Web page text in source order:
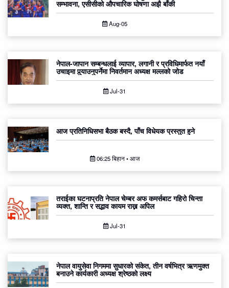
सम्भावना, एसीसीको औपचारिक घोषणा अझै बाँकी
Aug-05
नेपाल-जापान सम्बन्धलाई व्यापार, लगानी र प्रविधिमार्फत नयाँ
उचाइमा पुर्‍याउनुपर्नेमा निवर्तमान अध्यक्ष मल्लको जोड
Jul-31
आज प्रतिनिधिसभा बैठक बस्दै, पाँच विधेयक प्रस्तुत हुने
06:25 बिहान • आज
तराईका घटनाप्रति नेपाल चेम्बर अफ कमर्सबाट गहिरो चिन्ता
व्यक्त, शान्ति र सद्भाव कायम राख्न अपिल
Jul-31
नेपाल वायुसेवा निगममा सुधारको संकेत, तीन वर्षभित्र ऋणमुक्त
बनाउने कार्यकारी अध्यक्ष श्रेष्ठको लक्ष्य